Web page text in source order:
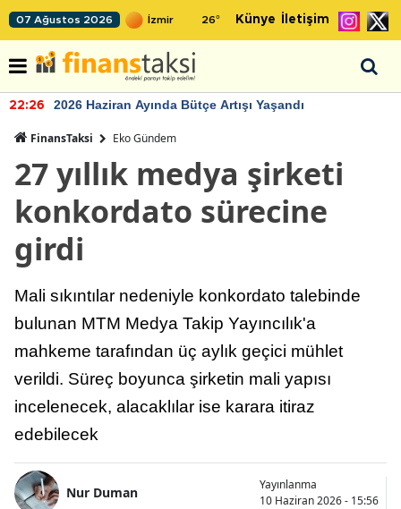
07 Ağustos 2026 26° Künye İletişim
22:26 2026 Haziran Ayında Bütçe Artışı Yaşandı
FinansTaksi Eko Gündem
27 yıllık medya şirketi
konkordato sürecine
girdi
Mali sıkıntılar nedeniyle konkordato talebinde
bulunan MTM Medya Takip Yayıncılık'a
mahkeme tarafından üç aylık geçici mühlet
verildi. Süreç boyunca şirketin mali yapısı
incelenecek, alacaklılar ise karara itiraz
edebilecek
Nur Duman
Yayınlanma
10 Haziran 2026 - 15:56